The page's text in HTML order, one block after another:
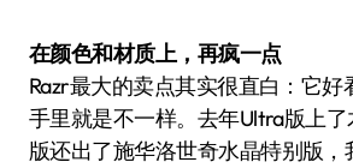
在颜色和材质上，再疯一点
Razr最大的卖点其实很直白：它好
手里就是不一样。去年Ultra版上
版还出了施华洛世奇水晶特别版，